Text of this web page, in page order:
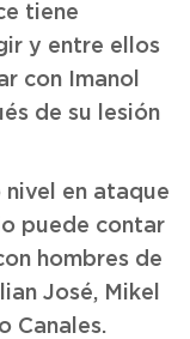
tiene
y entre ellos
con Imanol
de su lesión
nivel en ataque
puede contar
hombres de
José, Mikel
Canales.